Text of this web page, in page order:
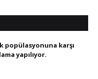
popülasyonuna karşı
yapılıyor.